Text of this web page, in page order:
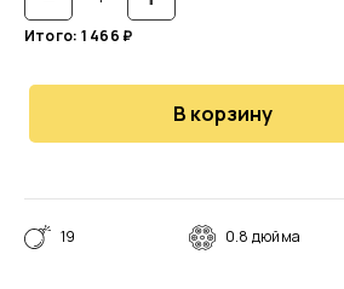
Итого: 1 466₽
В корзину
19 0.8 дюйма